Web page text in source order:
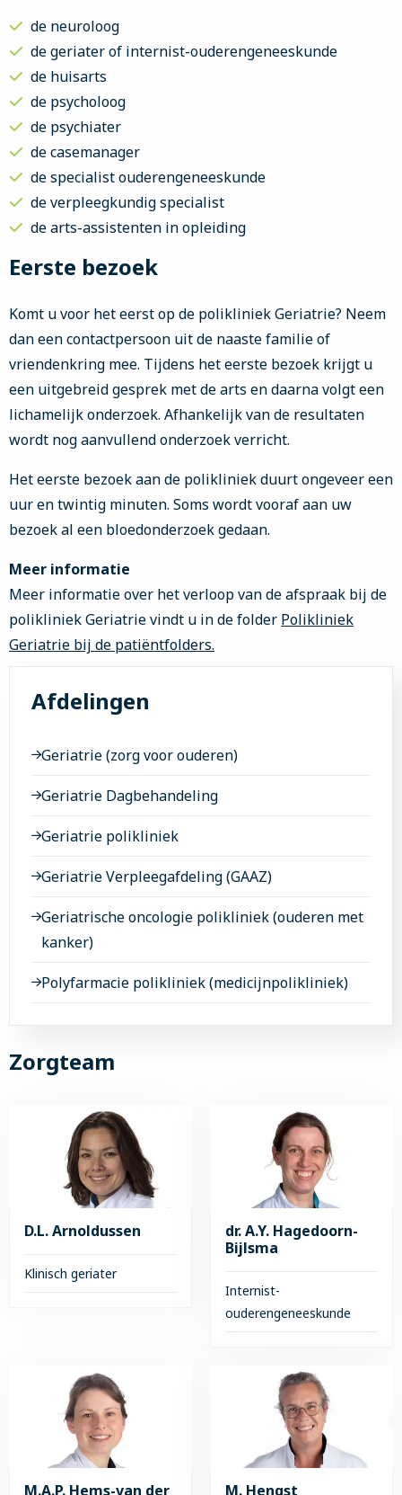
de neuroloog
de geriater of internist-ouderengeneeskunde
de huisarts
de psycholoog
de psychiater
de casemanager
de specialist ouderengeneeskunde
de verpleegkundig specialist
de arts-assistenten in opleiding
Eerste bezoek
Komt u voor het eerst op de polikliniek Geriatrie? Neem
dan een contactpersoon uit de naaste familie of
vriendenkring mee. Tijdens het eerste bezoek krijgt u
een uitgebreid gesprek met de arts en daarna volgt een
lichamelijk onderzoek. Afhankelijk van de resultaten
wordt nog aanvullend onderzoek verricht.
Het eerste bezoek aan de polikliniek duurt ongeveer een
uur en twintig minuten. Soms wordt vooraf aan uw
bezoek al een bloedonderzoek gedaan.
Meer informatie
Meer informatie over het verloop van de afspraak bij de
polikliniek Geriatrie vindt u in de folder Polikliniek
Geriatrie bij de patiëntfolders.
Afdelingen
Geriatrie (zorg voor ouderen)
Geriatrie Dagbehandeling
Geriatrie polikliniek
Geriatrie Verpleegafdeling (GAAZ)
Geriatrische oncologie polikliniek (ouderen met
kanker)
Polyfarmacie polikliniek (medicijnpolikliniek)
Zorgteam
D.L. Arnoldussen
Klinisch geriater
Arnoldussen
dr. A.Y. Hagedoorn-
Bijlsma
Internist-
ouderengeneeskunde
Hagedoorn-
Bijlsma
M.A.P. Hems-van der M. Hengst